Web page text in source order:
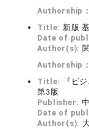
Authorship：
Title: 新版
Date of
Author(s):
Authorship：
Title:
『ビ
第3版
Publisher:
Date of
Author(s):